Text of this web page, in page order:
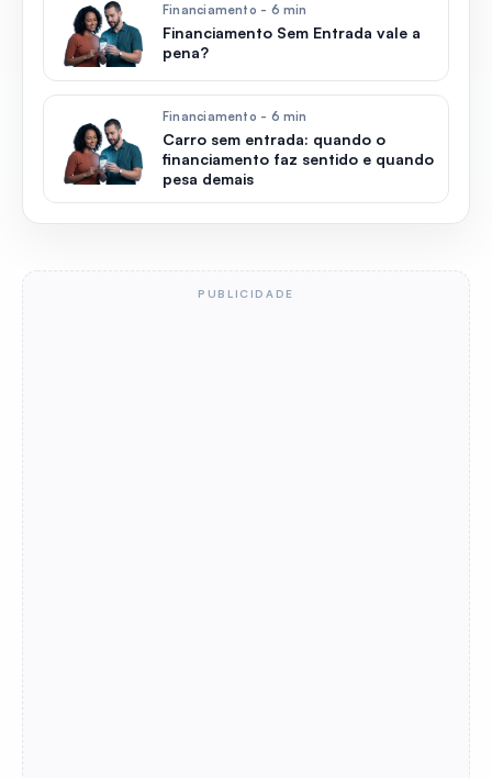
Financiamento - 6 min
Financiamento Sem Entrada vale a
pena?
Financiamento - 6 min
Carro sem entrada: quando o
financiamento faz sentido e quando
pesa demais
PUBLICIDADE